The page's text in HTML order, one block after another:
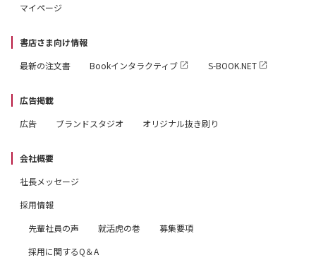
マイページ
書店さま向け情報
最新の注文書
Bookインタラクティブ S-BOOK.NET
広告掲載
広告
ブランドスタジオ オリジナル抜き刷り
会社概要
社長メッセージ
採用情報
先輩社員の声
就活虎の巻
募集要項
採用に関するQ＆A